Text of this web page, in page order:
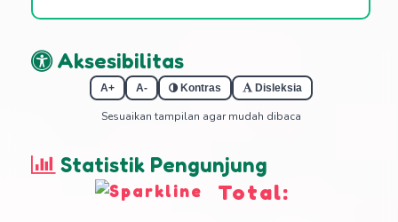
Aksesibilitas
A+ A- Kontras Disleksia
Sesuaikan tampilan agar mudah dibaca
Statistik Pengunjung
Total: